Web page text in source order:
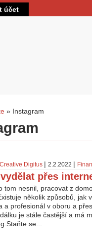
účet
hier
» Instagram
Creative Digitus | 2.2.2022 |
přes
tom nesnil, pracovat z
několik způsobů, jak
a profesionál v oboru a
je stále častější a má
se...